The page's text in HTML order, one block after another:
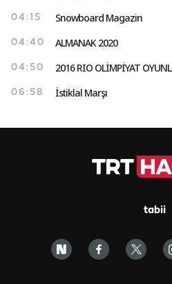
04:15 Snowboard Magazin
04:40 ALMANAK 2020
04:50 2016 RIO OLİMPİYAT
06:58 İstiklal Marşı
tabii